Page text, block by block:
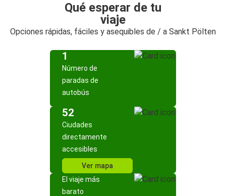
Qué esperar de tu
viaje
Opciones rápidas, fáciles y asequibles de / a Sankt Pölten
1
Número de
paradas de
autobús
52
Ciudades
directamente
accesibles
Ver mapa
El viaje más
barato